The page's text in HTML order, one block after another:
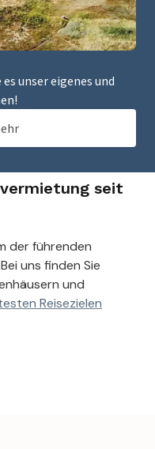
unser eigenes und
seit
der führenden
uns finden Sie
und
Reisezielen
in Dänemark